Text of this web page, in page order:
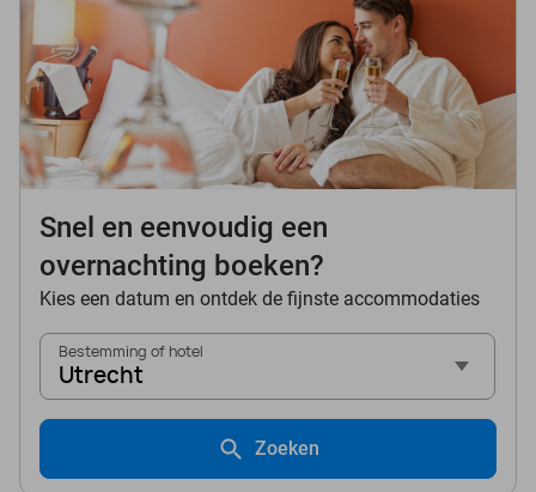
Snel en eenvoudig een
overnachting boeken?
Kies een datum en ontdek de fijnste accommodaties
Bestemming of hotel
Utrecht
Zoeken